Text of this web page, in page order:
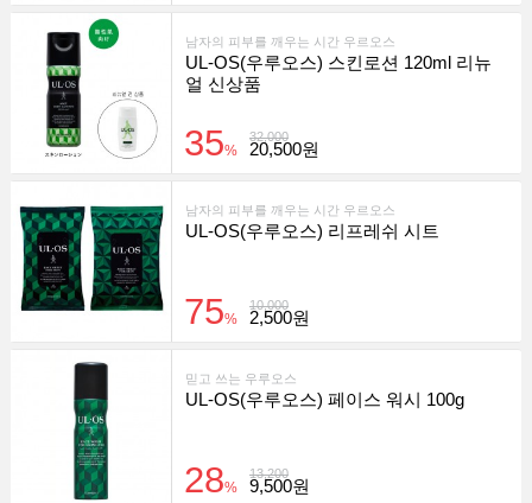
남자의 피부를 깨우는 시간 우르오스
UL-OS(우루오스) 스킨로션 120ml 리뉴
얼 신상품
32,000
35% 20,500원
남자의 피부를 깨우는 시간 우르오스
UL-OS(우루오스) 리프레쉬 시트
10,000
75% 2,500원
믿고 쓰는 우루오스
UL-OS(우루오스) 페이스 워시 100g
13,200
28% 9,500원